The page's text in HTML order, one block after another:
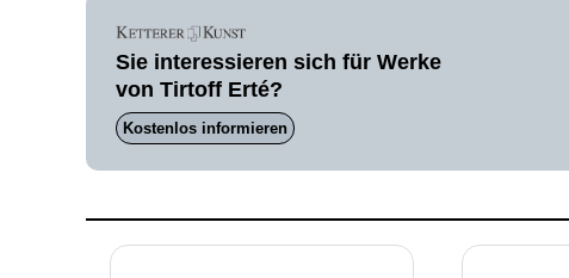
Sie interessieren sich für Werke
von Tirtoff Erté?
Kostenlos informieren